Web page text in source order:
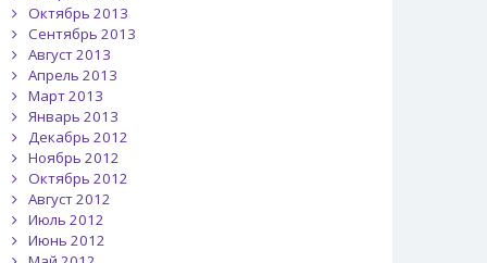
Октябрь 2013
Сентябрь 2013
Август 2013
Апрель 2013
Март 2013
Январь 2013
Декабрь 2012
Ноябрь 2012
Октябрь 2012
Август 2012
Июль 2012
Июнь 2012